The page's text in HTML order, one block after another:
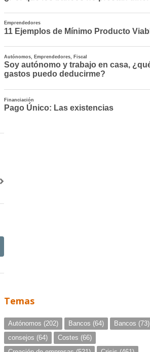
Temas
Autónomos (202) Bancos (64) Bancos (73)
consejos (64) Costes (66)